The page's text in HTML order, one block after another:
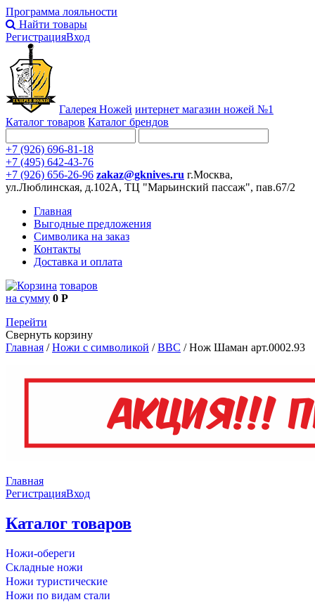
Программа лояльности
Найти товары
РегистрацияВход
Галерея Ножей интернет магазин ножей №1
Каталог товаров Каталог брендов
+7 (926) 696-81-18
+7 (495) 642-43-76
+7 (926) 656-26-96 zakaz@gknives.ru г.Москва,
ул.Люблинская, д.102А, ТЦ "Марьинский пассаж", пав.67/2
Главная
Выгодные предложения
Символика на заказ
Контакты
Доставка и оплата
товаров
на сумму 0 Р
Перейти
Свернуть корзину
Главная /Ножи с символикой /ВВС /Нож Шаман арт.0002.93
Главная
РегистрацияВход
Каталог товаров
Ножи-обереги
Складные ножи
Ножи туристические
Ножи по видам стали